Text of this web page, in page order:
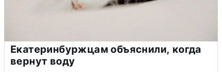
Екатеринбуржцам объяснили, когда
вернут воду